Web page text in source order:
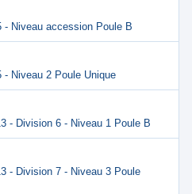
- Niveau accession Poule B
- Niveau 2 Poule Unique
- Division 6 - Niveau 1 Poule B
- Division 7 - Niveau 3 Poule